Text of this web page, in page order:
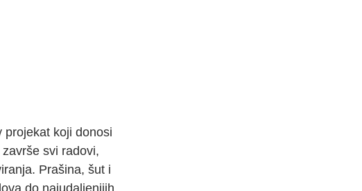
projekat koji donosi
svi radovi,
Prašina, šut i
do najudaljenijih